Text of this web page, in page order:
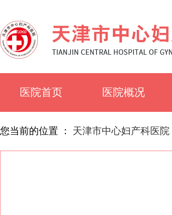
医院首页 医院概况
医院简介
您当前的位置 ： 天津市中心妇产科医院